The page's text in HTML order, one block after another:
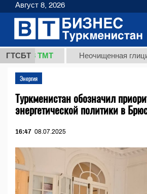
ГТСБТ
37,8 ТМТ Неочищенная
Энергия
Туркменистан обозначил
энергетической политики в
16:47 08.07.2025
Август 8, 2026